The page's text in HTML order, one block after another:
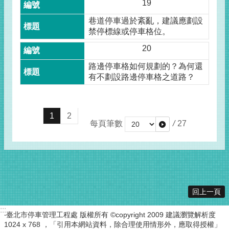
19
巷道停車過於紊亂，建議應劃設
禁停標線或停車格位。
20
路邊停車格如何規劃的？為何還
有不劃設路邊停車格之道路？
1
2
每頁筆數
/ 27
回上一頁
:::
‧臺北市停車管理工程處 版權所有 ©copyright 2009 建議瀏覽解析度
1024 x 768 ，「引用本網站資料，除合理使用情形外，應取得授權」